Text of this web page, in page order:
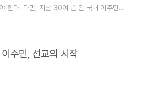
한다. 다만, 지난 30여 년 간 국내 이주민
주민, 선교의 시작